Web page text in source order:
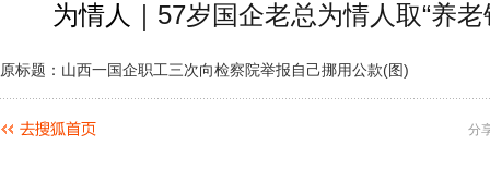
为情人｜ 57岁国企老总为情人取“养
原标题：山西一国企职工三次向检察院举报自己挪用公款(图)
分